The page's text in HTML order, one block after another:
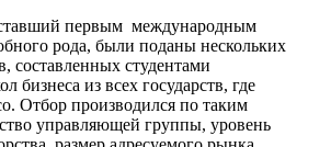
первым международным
рода, были поданы нескольких
составленных студентами
бизнеса из всех государств, где
Отбор производился по таким
управляющей группы, уровень